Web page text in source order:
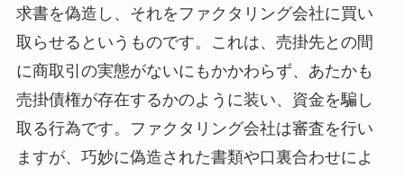
求書を偽造し、それをファクタリング会社に買い
取らせるというものです。これは、売掛先との間
に商取引の実態がないにもかかわらず、あたかも
売掛債権が存在するかのように装い、資金を騙し
取る行為です。ファクタリング会社は審査を行い
ますが、巧妙に偽造された書類や口裏合わせによ